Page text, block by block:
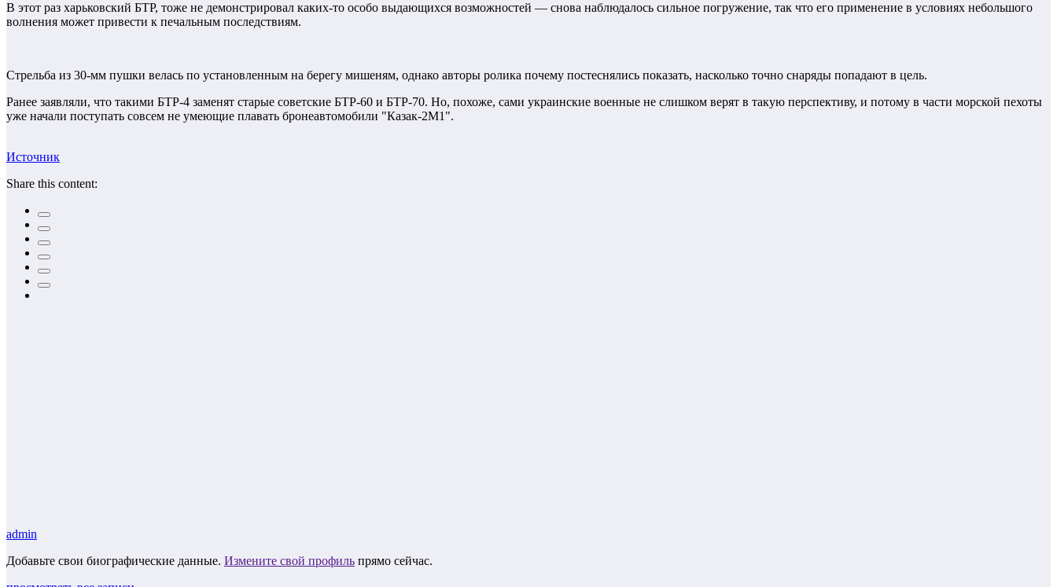
В этот раз харьковский БТР, тоже не демонстрировал каких-то особо выдающихся возможностей — снова наблюдалось сильное погружение, так что его применение в условиях небольшого
волнения может привести к печальным последствиям.
Стрельба из 30-мм пушки велась по установленным на берегу мишеням, однако авторы ролика почему постеснялись показать, насколько точно снаряды попадают в цель.
Ранее заявляли, что такими БТР-4 заменят старые советские БТР-60 и БТР-70. Но, похоже, сами украинские военные не слишком верят в такую перспективу, и потому в части морской пехоты
уже начали поступать совсем не умеющие плавать бронеавтомобили "Казак-2М1".
Источник
Share this content:
admin
Добавьте свои биографические данные. Измените свой профиль прямо сейчас.